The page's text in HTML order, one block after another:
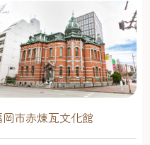
市赤煉瓦文化館